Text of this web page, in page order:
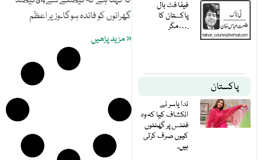
فیفا فٹ بال
پاکستان کا
مگر….
پاکستان
ندا یاسر نے
انکشاف کیا کہ وہ
فٹنس پر گھنٹوں
کیوں صرف کرتی
ہیں۔
گھرانوں کو فائدہ ہوگا۔وزیر اعظم
« مزید پڑھیں